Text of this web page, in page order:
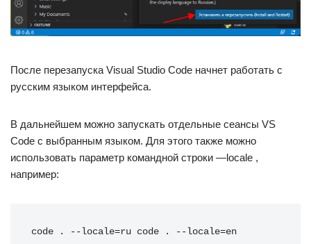
После перезапуска Visual Studio Code начнет работать с
русским языком интерфейса.
В дальнейшем можно запускать отдельные сеансы VS
Code с выбранным языком. Для этого также можно
использовать параметр командной строки —locale ,
например:
code . --locale=ru code . --locale=en